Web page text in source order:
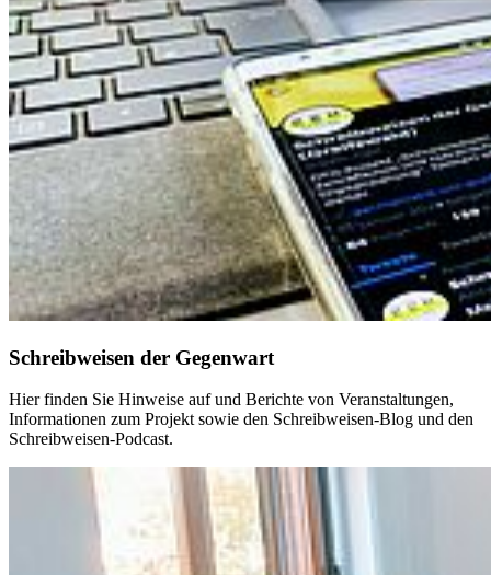
Schreibweisen der Gegenwart
Hier finden Sie Hinweise auf und Berichte von Veranstaltungen,
Informationen zum Projekt sowie den Schreibweisen-Blog und den
Schreibweisen-Podcast.
Go to slide 2
Go to slide 3